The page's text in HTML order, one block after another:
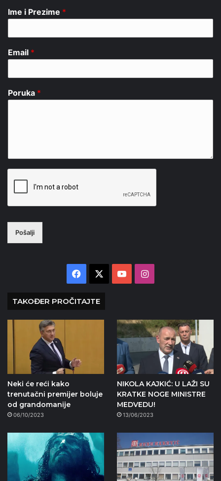
Ime i Prezime *
Email *
Poruka *
Pošalji
Facebook YouTubeInstagram
TAKOĐER PROČITAJTE
Neki će reći kako
trenutačni premijer boluje
od grandomanije
06/10/2023
NIKOLA KAJKIĆ: U LAŽI SU
KRATKE NOGE MINISTRE
MEDVEDU!
13/06/2023